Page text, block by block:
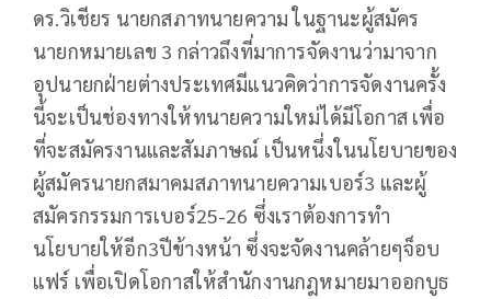
ดร.วิเชียร นายกสภาทนายความ ในฐานะผู้สมัคร
นายกหมายเลข 3 กล่าวถึงที่มาการจัดงานว่ามาจาก
อุปนายกฝ่ายต่างประเทศมีแนวคิดว่าการจัดงานครั้ง
นี้จะเป็นช่องทางให้ทนายความใหม่ได้มีโอกาส เพื่อ
ที่จะสมัครงานและสัมภาษณ์ เป็นหนึ่งในนโยบายของ
ผู้สมัครนายกสมาคมสภาทนายความเบอร์3 และผู้
สมัครกรรมการเบอร์25-26 ซึ่งเราต้องการทำ
นโยบายให้อีก3ปีข้างหน้า ซึ่งจะจัดงานคล้ายๆจ็อบ
แฟร์ เพื่อเปิดโอกาสให้สำนักงานกฎหมายมาออกบูธ